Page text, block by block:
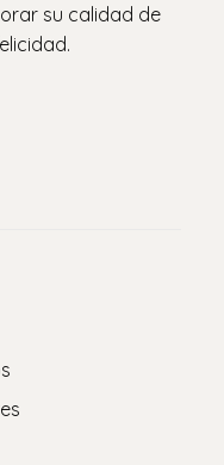
su calidad de